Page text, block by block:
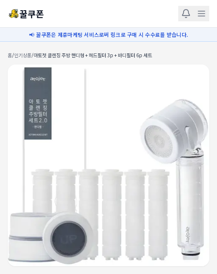
꿀쿠폰
📢 꿀쿠폰은 제휴마케팅 서비스로써 링크로 구매 시 수수료를 받습니다.
홈/인기상품/아토젯 클렌징 주방 핸디형 + 헤드필터 3p + 바디필터 6p 세트